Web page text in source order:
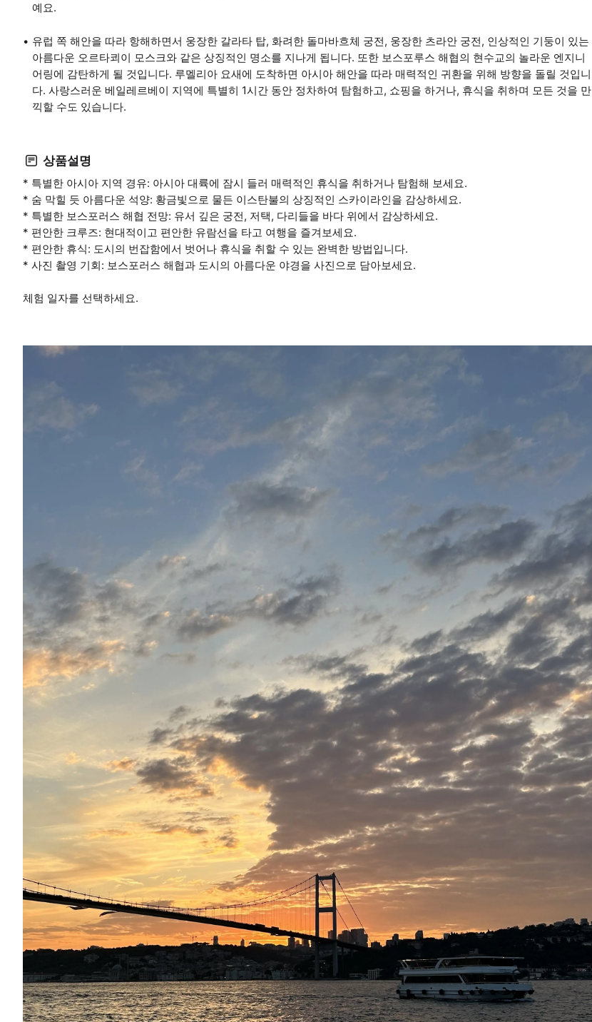
예요.
유럽 쪽 해안을 따라 항해하면서 웅장한 갈라타 탑, 화려한 돌마바흐체 궁전, 웅장한 츠라안 궁전, 인상적인 기둥이 있는
아름다운 오르타쾨이 모스크와 같은 상징적인 명소를 지나게 됩니다. 또한 보스포루스 해협의 현수교의 놀라운 엔지니
어링에 감탄하게 될 것입니다. 루멜리아 요새에 도착하면 아시아 해안을 따라 매력적인 귀환을 위해 방향을 돌릴 것입니
다. 사랑스러운 베일레르베이 지역에 특별히 1시간 동안 정차하여 탐험하고, 쇼핑을 하거나, 휴식을 취하며 모든 것을 만
끽할 수도 있습니다.
상품설명
* 특별한 아시아 지역 경유: 아시아 대륙에 잠시 들러 매력적인 휴식을 취하거나 탐험해 보세요.
* 숨 막힐 듯 아름다운 석양: 황금빛으로 물든 이스탄불의 상징적인 스카이라인을 감상하세요.
* 특별한 보스포러스 해협 전망: 유서 깊은 궁전, 저택, 다리들을 바다 위에서 감상하세요.
* 편안한 크루즈: 현대적이고 편안한 유람선을 타고 여행을 즐겨보세요.
* 편안한 휴식: 도시의 번잡함에서 벗어나 휴식을 취할 수 있는 완벽한 방법입니다.
* 사진 촬영 기회: 보스포러스 해협과 도시의 아름다운 야경을 사진으로 담아보세요.
체험 일자를 선택하세요.